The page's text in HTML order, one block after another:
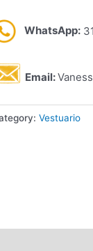
WhatsApp:
Email:
Vestuario